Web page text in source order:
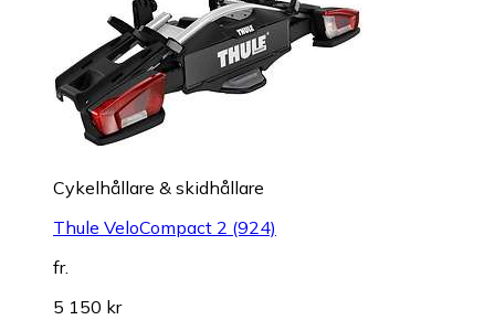
Cykelhållare & skidhållare
Thule VeloCompact 2 (924)
fr.
5 150 kr